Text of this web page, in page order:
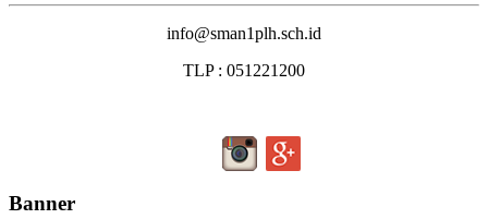
info@sman1plh.sch.id
TLP : 051221200
Banner